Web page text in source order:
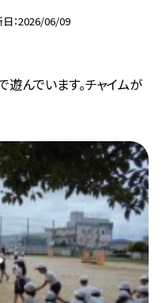
日 2026/06/09
んでいます。チャイムが